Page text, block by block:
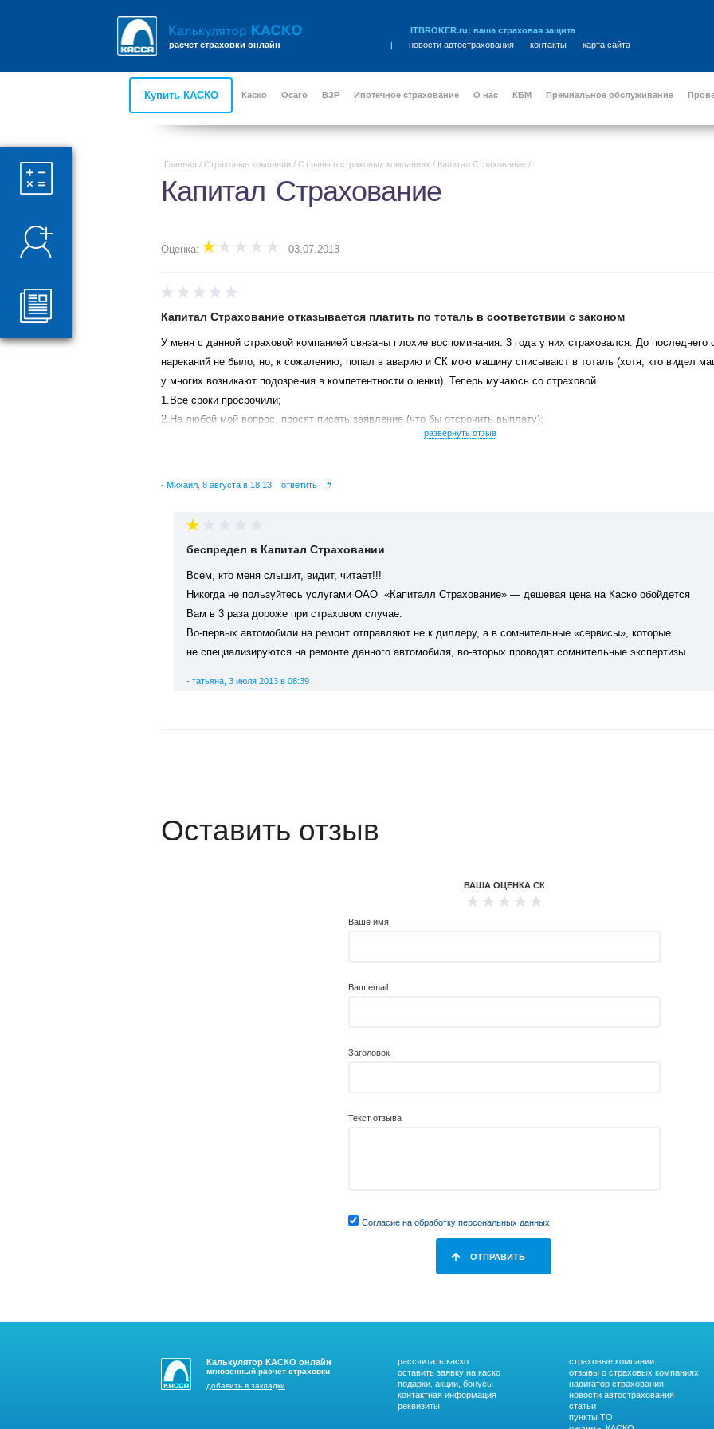
расчет страховки онлайн
ITBROKER.ru: ваша страховая защита
| новости автострахования контакты карта сайта
Купить КАСКО Каско Осаго ВЗР Ипотечное страхование О нас КБМ Премиальное обслуживание
Главная / Страховые компании / Отзывы о страховых компаниях / Капитал Страхование /
Капитал Страхование
Оценка: 03.07.2013
Капитал Страхование отказывается платить по тоталь в соответствии с законом
У меня с данной страховой компанией связаны плохие воспоминания. 3 года у них страховался. До последнего
нареканий не было, но, к сожалению, попал в аварию и СК мою машину списывают в тоталь (хотя, кто видел
у многих возникают подозрения в компетентности оценки). Теперь мучаюсь со страховой.
1.Все сроки просрочили;
2.На любой мой вопрос, просят писать заявление (что бы отсрочить выплату);
3.В соответствии с законом об организации страхового дела (ст.10 п.5) не желают выплачивать всю страховую
развернуть отзыв
- Михаил, 8 августа в 18:13 ответить #
беспредел в Капитал Страховании
Всем, кто меня слышит, видит, читает!!!
Никогда не пользуйтесь услугами ОАО «Капиталл Страхование» — дешевая цена на Каско обойдется
Вам в 3 раза дороже при страховом случае.
Во-первых автомобили на ремонт отправляют не к диллеру, а в сомнительные «сервисы», которые
не специализируются на ремонте данного автомобиля, во-вторых проводят сомнительные экспертизы
- татьяна, 3 июля 2013 в 08:39
Оставить отзыв
ВАША ОЦЕНКА СК
Ваше имя
Ваш email
Заголовок
Текст отзыва
Согласие на обработку персональных данных
Калькулятор КАСКО онлайн
мгновенный расчет страховки
добавить в закладки
рассчитать каско
оставить заявку на каско
подарки, акции, бонусы
контактная информация
реквизиты
страховые компании
отзывы о страховых компаниях
навигатор страхования
новости автострахования
статьи
пункты ТО